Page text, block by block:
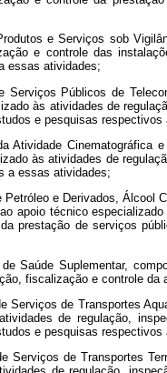
e Serviços sob
e controle das
essas atividades;
Públicos de
às atividades de
e pesquisas
Atividade Cinematográfica
às atividades de
a essas atividades;
e Derivados, Álcool
apoio técnico
prestação de serviços
Saúde Suplementar,
fiscalização e controle
Serviços de Transportes
de regulação,
e pesquisas
Serviços de Transportes